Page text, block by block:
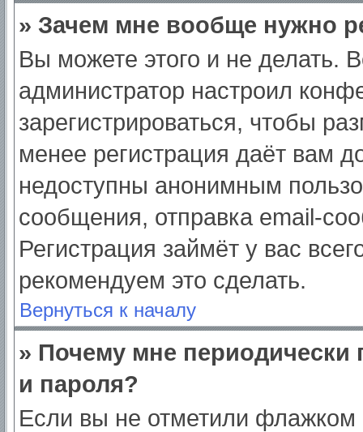
» Зачем мне вообще нужно
Вы можете этого и не делать.
администратор настроил
зарегистрироваться, чтобы
менее регистрация даёт вам
недоступны анонимным
сообщения, отправка email-
Регистрация займёт у вас
рекомендуем это сделать.
Вернуться к началу
» Почему мне периодически
и пароля?
Если вы не отметили флажком